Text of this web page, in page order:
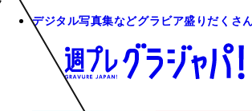
デジタル写真集などグラビア盛りだくさ